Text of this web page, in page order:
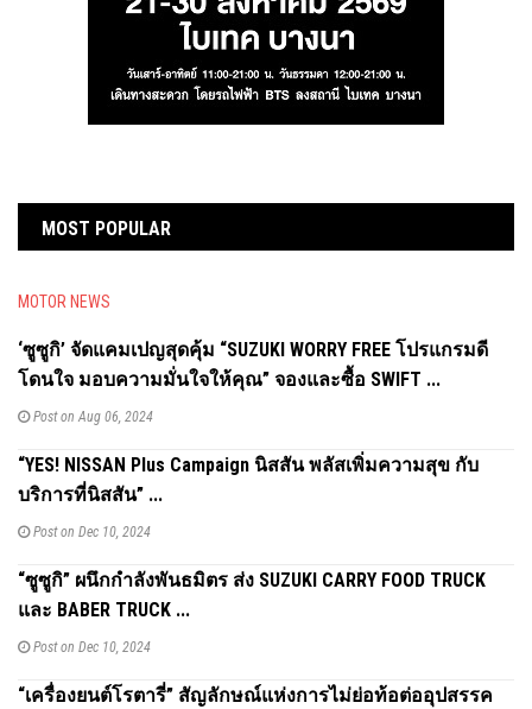
MOST POPULAR
MOTOR NEWS
‘ซูซูกิ’ จัดแคมเปญสุดคุ้ม “SUZUKI WORRY FREE โปรแกรมดี
โดนใจ มอบความมั่นใจให้คุณ” จองและซื้อ SWIFT ...
Post on Aug 06, 2024
“YES! NISSAN Plus Campaign นิสสัน พลัสเพิ่มความสุข กับ
บริการที่นิสสัน” ...
Post on Dec 10, 2024
“ซูซูกิ” ผนึกกำลังพันธมิตร ส่ง SUZUKI CARRY FOOD TRUCK
และ BABER TRUCK ...
Post on Dec 10, 2024
“เครื่องยนต์โรตารี่” สัญลักษณ์แห่งการไม่ย่อท้อต่ออุปสรรค